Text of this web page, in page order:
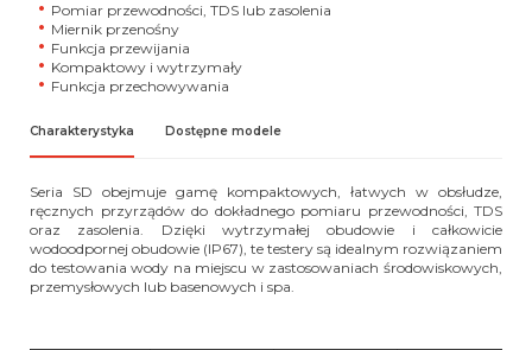
Pomiar przewodności, TDS lub zasolenia
Miernik przenośny
Funkcja przewijania
Kompaktowy i wytrzymały
Funkcja przechowywania
Charakterystyka Dostępne modele
Seria SD obejmuje gamę kompaktowych, łatwych w obsłudze,
ręcznych przyrządów do dokładnego pomiaru przewodności, TDS
oraz zasolenia. Dzięki wytrzymałej obudowie i całkowicie
wodoodpornej obudowie (IP67), te testery są idealnym rozwiązaniem
do testowania wody na miejscu w zastosowaniach środowiskowych,
przemysłowych lub basenowych i spa.